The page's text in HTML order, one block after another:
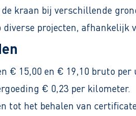
kraan bij verschillende
diverse projecten, afhankelijk
veel verschillende diensten
€ 15,00 en € 19,10 bruto
€ 0,23 per kilometer.
tot het behalen van